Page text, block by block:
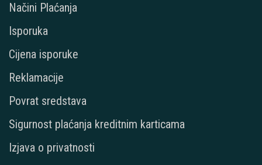
Načini Plaćanja
Isporuka
Cijena isporuke
Reklamacije
Povrat sredstava
Sigurnost plaćanja kreditnim karticama
Izjava o privatnosti